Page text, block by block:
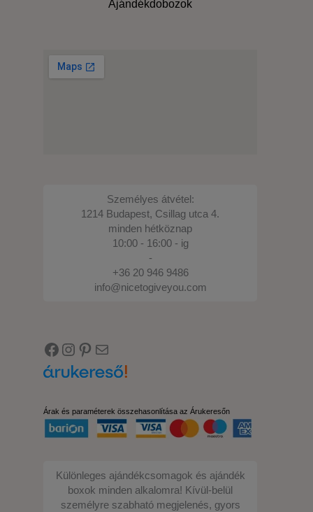
Ajándékdobozok
Személyes átvétel:
1214 Budapest, Csillag utca 4.
minden hétköznap
10:00 - 16:00 - ig
-
+36 20 946 9486
info@nicetogiveyou.com
Facebook
Instagram
Pinterest
E-mail
Árak és paraméterek összehasonlítása az Árukeresőn
Különleges ajándékcsomagok és ajándék
boxok minden alkalomra! Kívül-belül
személyre szabható megjelenés, gyors